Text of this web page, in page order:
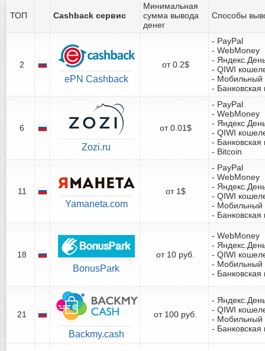
ТОП Cashback сервис
Минимальная
сумма вывода
денег
Способы
2
ePN Cashback
от 0.2$
- PayPal
- WebMoney
-
- QIWI
- Мобильный
- Банковская
6
Zozi.ru
от 0.01$
- PayPal
- WebMoney
-
- QIWI
- Банковская
- Bitcoin
11
Yamaneta.com
от 1$
- PayPal
- WebMoney
-
- QIWI
- Мобильный
- Банковская
18
BonusPark
от 10 руб.
- WebMoney
-
- QIWI
- Мобильный
- Банковская
21
Backmy.cash
от 100 руб.
-
- QIWI
- Мобильный
- Банковская